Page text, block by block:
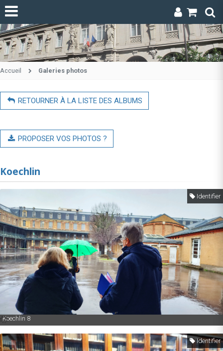
Accueil Galeries photos
RETOURNER À LA LISTE DES ALBUMS
PROPOSER VOS PHOTOS ?
Koechlin
Identifier
Koechlin 8
Identifier